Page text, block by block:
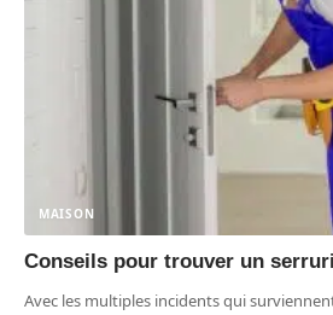
MAISON
Conseils pour trouver un
Avec les multiples incidents qui